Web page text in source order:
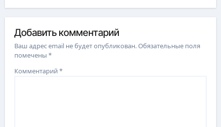
Добавить комментарий
Ваш адрес email не будет опубликован.Обязательные поля
помечены*
Комментарий*